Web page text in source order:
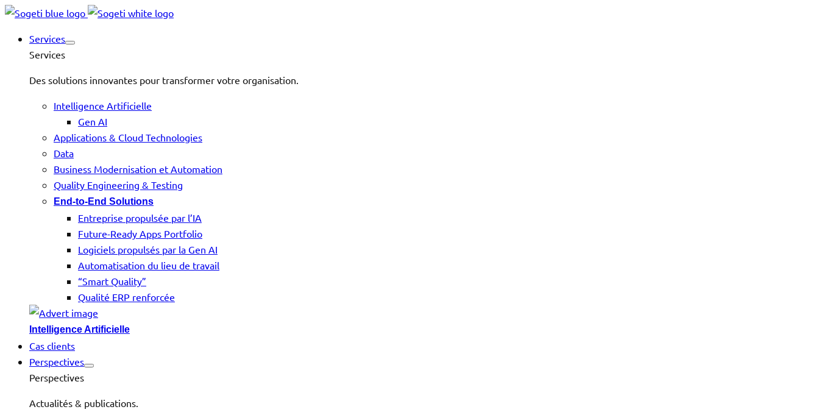
Services
Services
Des solutions innovantes pour transformer votre organisation.
Intelligence Artificielle
Gen AI
Applications & Cloud Technologies
Data
Business Modernisation et Automation
Quality Engineering & Testing
End-to-End Solutions
Entreprise propulsée par l’IA
Future-Ready Apps Portfolio
Logiciels propulsés par la Gen AI
Automatisation du lieu de travail
“Smart Quality”
Qualité ERP renforcée
Intelligence Artificielle
Cas clients
Perspectives
Perspectives
Actualités & publications.